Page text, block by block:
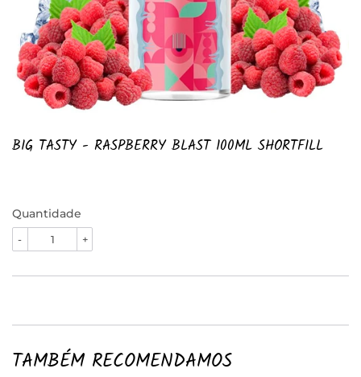
BIG TASTY - RASPBERRY BLAST 100ML SHORTFILL
Quantidade
+
-
TAMBÉM RECOMENDAMOS